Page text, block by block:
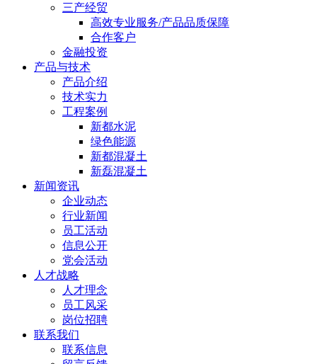
三产经贸
高效专业服务/产品品质保障
合作客户
金融投资
产品与技术
产品介绍
技术实力
工程案例
新都水泥
绿色能源
新都混凝土
新磊混凝土
新闻资讯
企业动态
行业新闻
员工活动
信息公开
党会活动
人才战略
人才理念
员工风采
岗位招聘
联系我们
联系信息